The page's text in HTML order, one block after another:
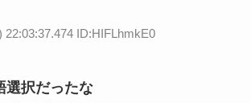
22:03:37.474 ID:HIFLhmkE0
選択だったな